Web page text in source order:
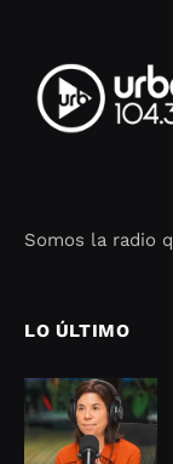
Somos la radio
LO ÚLTIMO